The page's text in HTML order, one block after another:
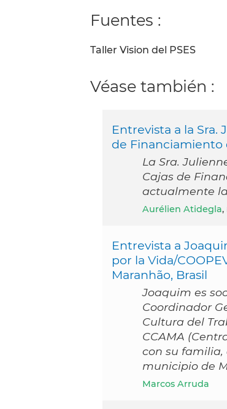
Fuentes :
Taller Vision del PSES
Véase también :
Entrevista a la Sra.
de Financiamiento
La Sra.
Cajas de
actualmente
Aurélien Atidegla,
Entrevista a
por la Vida/
Maranhão, Brasil
Joaquim es
Coordinador
Cultura del
CCAMA
con su familia,
municipio de
Marcos Arruda